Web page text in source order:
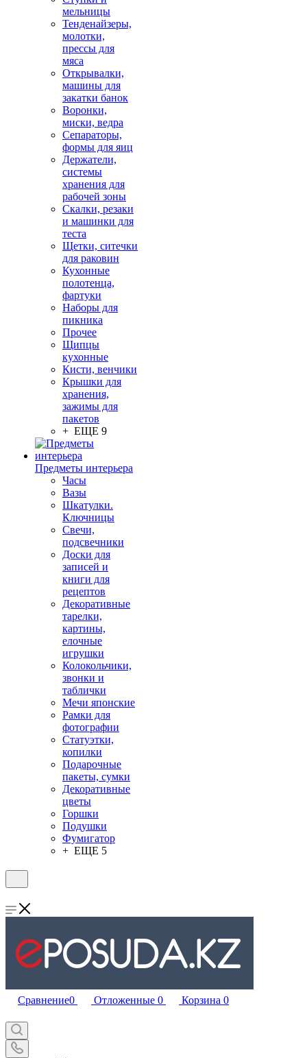
мельницы
Тенденайзеры,
молотки,
прессы для
мяса
Открывалки,
машины для
закатки банок
Воронки,
миски, ведра
Сепараторы,
формы для яиц
Держатели,
системы
хранения для
рабочей зоны
Скалки, резаки
и машинки для
теста
Щетки, ситечки
для раковин
Кухонные
полотенца,
фартуки
Наборы для
пикника
Прочее
Щипцы
кухонные
Кисти, венчики
Крышки для
хранения,
зажимы для
пакетов
+ ЕЩЕ 9
Предметы интерьера
Часы
Вазы
Шкатулки.
Ключницы
Свечи,
подсвечники
Доски для
записей и
книги для
рецептов
Декоративные
тарелки,
картины,
елочные
игрушки
Колокольчики,
звонки и
таблички
Мечи японские
Рамки для
фотографии
Статуэтки,
копилки
Подарочные
пакеты, сумки
Декоративные
цветы
Горшки
Подушки
Фумигатор
+ ЕЩЕ 5
Сравнение0 Отложенные 0 Корзина 0